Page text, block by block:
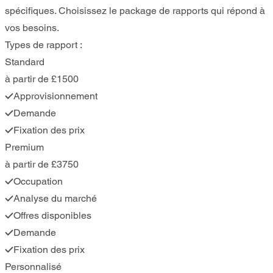
spécifiques. Choisissez le package de rapports qui répond à
vos besoins.
Types de rapport :
Standard
à partir de £1500
Approvisionnement
Demande
Fixation des prix
Premium
à partir de £3750
Occupation
Analyse du marché
Offres disponibles
Demande
Fixation des prix
Personnalisé